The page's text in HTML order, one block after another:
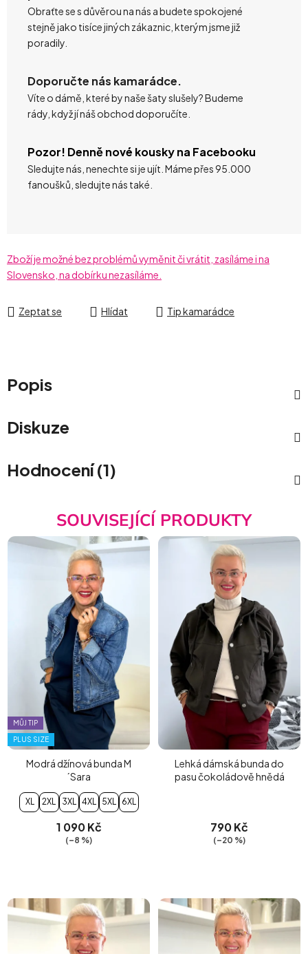
Obraťte se s důvěrou na nás a budete spokojené
stejně jako tisíce jiných zákaznic, kterým jsme již
poradily.
Doporučte nás kamarádce.
Víte o dámě, které by naše šaty slušely? Budeme
rády, když jí náš obchod doporučíte.
Pozor! Denně nové kousky na Facebooku
Sledujte nás, nenechte si je ujít. Máme přes 95.000
fanoušků, sledujte nás také.
Zboží je možné bez problémů vyměnit či vrátit, zasíláme i na
Slovensko, na dobírku nezasíláme.
Zeptat se Hlídat Tip kamarádce
Popis
Diskuze
Hodnocení (1)
SOUVISEJÍCÍ PRODUKTY
MŮJ TIP
PLUS SIZE
Modrá džínová bunda M
´Sara
XL 2XL 3XL 4XL 5XL 6XL
1 090 Kč
(–8 %)
Lehká dámská bunda do
pasu čokoládově hnědá
790 Kč
(–20 %)